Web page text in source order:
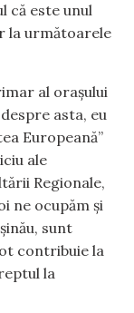
că este unul
la următoarele
al orașului
asta, eu
Europeană”
ale
Regionale,
ne ocupăm și
sunt
contribuie la
la